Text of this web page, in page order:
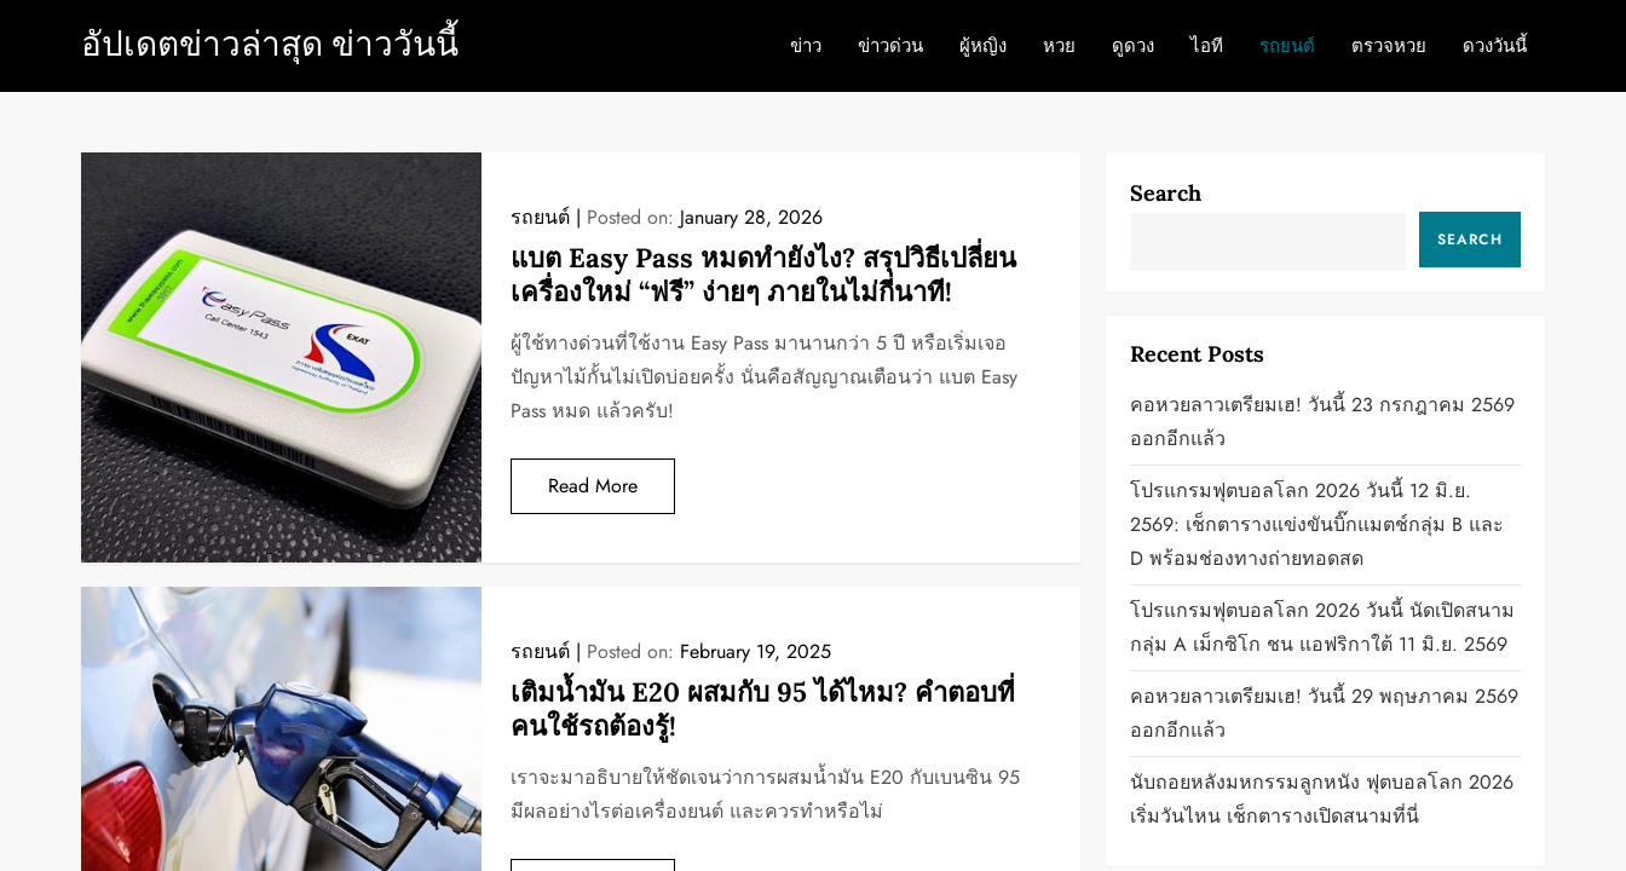
อัปเดตข่าวล่าสุด ข่าววันนี้ ข่าว ข่าวด่วน ผู้หญิง หวย ดูดวง ไอที รถยนต์ ตรวจหวย ดวงวันนี้
รถยนต์ Posted on: January 28, 2026
แบต Easy Pass หมดทำยังไง? สรุปวิธีเปลี่ยน
เครื่องใหม่ “ฟรี” ง่ายๆ ภายในไม่กี่นาที!
ผู้ใช้ทางด่วนที่ใช้งาน Easy Pass มานานกว่า 5 ปี หรือเริ่มเจอ
ปัญหาไม้กั้นไม่เปิดบ่อยครั้ง นั่นคือสัญญาณเตือนว่า แบต Easy
Pass หมด แล้วครับ!
Read More
รถยนต์ Posted on: February 19, 2025
เติมน้ำมัน E20 ผสมกับ 95 ได้ไหม? คำตอบที่
คนใช้รถต้องรู้!
เราจะมาอธิบายให้ชัดเจนว่าการผสมน้ำมัน E20 กับเบนซิน 95
มีผลอย่างไรต่อเครื่องยนต์ และควรทำหรือไม่
Search
SEARCH
Recent Posts
คอหวยลาวเตรียมเฮ! วันนี้ 23 กรกฎาคม 2569
ออกอีกแล้ว
โปรแกรมฟุตบอลโลก 2026 วันนี้ 12 มิ.ย.
2569: เช็กตารางแข่งขันบิ๊กแมตช์กลุ่ม B และ
D พร้อมช่องทางถ่ายทอดสด
โปรแกรมฟุตบอลโลก 2026 วันนี้ นัดเปิดสนาม
กลุ่ม A เม็กซิโก ชน แอฟริกาใต้ 11 มิ.ย. 2569
คอหวยลาวเตรียมเฮ! วันนี้ 29 พฤษภาคม 2569
ออกอีกแล้ว
นับถอยหลังมหกรรมลูกหนัง ฟุตบอลโลก 2026
เริ่มวันไหน เช็กตารางเปิดสนามที่นี่